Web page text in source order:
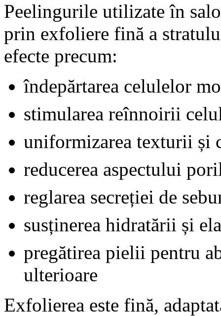
Peelingurile utilizate în
prin exfoliere fină a
efecte precum:
îndepărtarea celulelor
stimularea reînnoirii
uniformizarea texturii
reducerea aspectului
reglarea secreției de
susținerea hidratării și
pregătirea pielii pentru
ulterioare
Exfolierea este fină,